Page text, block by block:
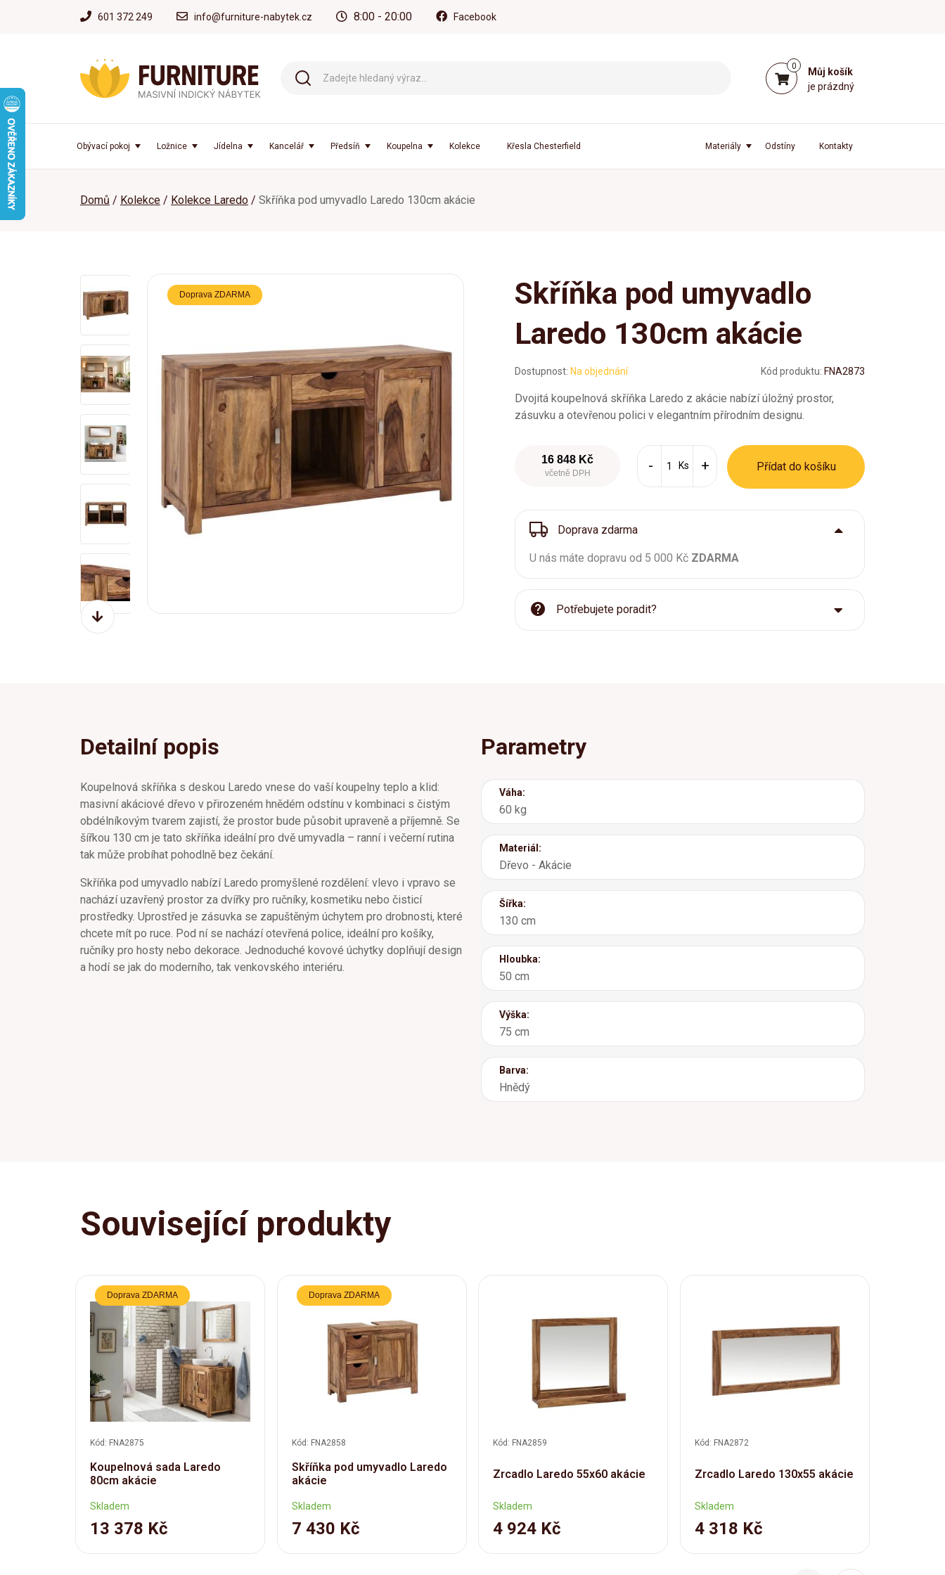
601 372 249 info@furniture-nabytek.cz 8:00 - 20:00 Facebook
0
Můj košík
je prázdný
Obývací pokoj Ložnice Jídelna Kancelář Předsíň Koupelna Kolekce Křesla Chesterfield Kontakty
Odstíny
Materiály
Domů Kolekce Kolekce Laredo Skříňka pod umyvadlo Laredo 130cm akácie
Doprava ZDARMA
Skříňka pod umyvadlo
Laredo 130cm akácie
Dostupnost: Na objednání Kód produktu: FNA2873
Dvojitá koupelnová skříňka Laredo z akácie nabízí úložný prostor,
zásuvku a otevřenou polici v elegantním přírodním designu.
16 848 Kč
včetně DPH
Ks Přídat do košíku
Doprava zdarma
U nás máte dopravu od 5 000 Kč ZDARMA
Potřebujete poradit?
Detailní popis
Koupelnová skříňka s deskou Laredo vnese do vaší koupelny teplo a klid:
masivní akáciové dřevo v přirozeném hnědém odstínu v kombinaci s čistým
obdélníkovým tvarem zajistí, že prostor bude působit upraveně a příjemně. Se
šířkou 130 cm je tato skříňka ideální pro dvě umyvadla – ranní i večerní rutina
tak může probíhat pohodlně bez čekání.
Skříňka pod umyvadlo nabízí Laredo promyšlené rozdělení: vlevo i vpravo se
nachází uzavřený prostor za dvířky pro ručníky, kosmetiku nebo čisticí
prostředky. Uprostřed je zásuvka se zapuštěným úchytem pro drobnosti, které
chcete mít po ruce. Pod ní se nachází otevřená police, ideální pro košíky,
ručníky pro hosty nebo dekorace. Jednoduché kovové úchytky doplňují design
a hodí se jak do moderního, tak venkovského interiéru.
Parametry
Váha:
60 kg
Materiál:
Dřevo - Akácie
Šířka:
130 cm
Hloubka:
50 cm
Výška:
75 cm
Barva:
Hnědý
Související produkty
Doprava ZDARMA
Kód: FNA2875
Koupelnová sada Laredo
80cm akácie
Skladem
13 378 Kč
Doprava ZDARMA
Kód: FNA2858
Skříňka pod umyvadlo Laredo
akácie
Skladem
7 430 Kč
Kód: FNA2859
Zrcadlo Laredo 55x60 akácie
Skladem
4 924 Kč
Kód: FNA2872
Zrcadlo Laredo 130x55 akácie
Skladem
4 318 Kč